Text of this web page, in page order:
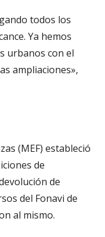
todos los
Ya hemos
urbanos con el
ampliaciones»,
(MEF) estableció
de
de
del Fonavi de
al mismo.